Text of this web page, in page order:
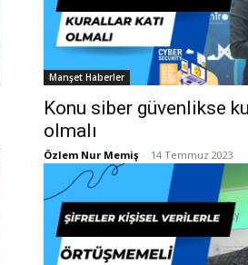
Manşet Haberler
Konu siber güvenlikse
olmalı
Özlem Nur Memiş - 14 Temmuz 2023